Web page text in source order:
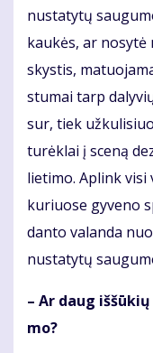
nu­sta­ty­tų
kau­kės, ar no­sy­tė
skys­tis,
stu­mai tarp
sur, tiek
tu­rėk­lai į sce­ną
lie­ti­mo. Ap­link vi­si
ku­riuo­se gy­ve­no
dan­to va­lan­da
nu­sta­ty­tų
– Ar daug
mo?